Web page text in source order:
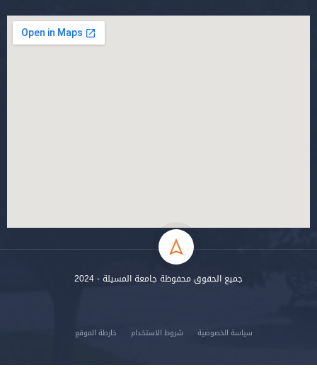
جميع الحقوق محفوظة جامعة المسيلة - 2024
سياسة الخصوصية شروط الاستخدام خارطة الموقع